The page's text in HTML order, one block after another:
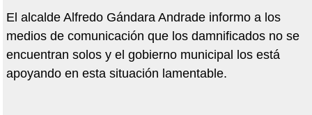
El alcalde Alfredo Gándara Andrade informo a los
medios de comunicación que los damnificados no se
encuentran solos y el gobierno municipal los está
apoyando en esta situación lamentable.